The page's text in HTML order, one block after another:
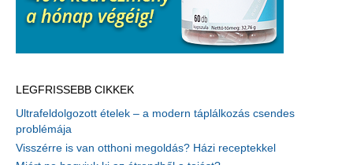
LEGFRISSEBB CIKKEK
Ultrafeldolgozott ételek – a modern táplálkozás csendes
problémája
Visszérre is van otthoni megoldás? Házi receptekkel